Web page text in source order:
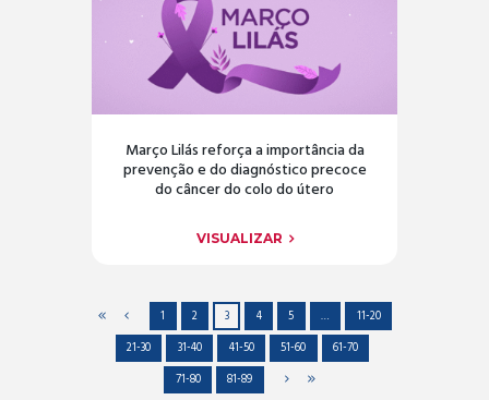
Março Lilás reforça a importância da
prevenção e do diagnóstico precoce
do câncer do colo do útero
VISUALIZAR
1 2 3 4 5 …
11-20
21-30
31-40 41-50 51-60
61-70
71-80
81-89